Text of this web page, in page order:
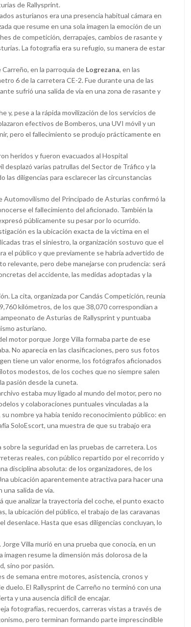
de Rallysprint.
asturianos era una presencia habitual cámara en
que resume en una sola imagen la emoción de un
de competición, derrapajes, cambios de rasante y
La fotografía era su refugio, su manera de estar
en la parroquia de Logrezana, en las
6 de la carretera CE-2. Fue durante una de las
sufrió una salida de vía en una zona de rasante y
y, pese a la rápida movilización de los servicios de
efectivos de Bomberos, una UVI móvil y un
pero el fallecimiento se produjo prácticamente en
heridos y fueron evacuados al Hospital
varias patrullas del Sector de Tráfico y la
las diligencias para esclarecer las circunstancias
Automovilismo del Principado de Asturias confirmó la
el fallecimiento del aficionado. También la
públicamente su pesar por lo ocurrido.
es la ubicación exacta de la víctima en el
tras el siniestro, la organización sostuvo que el
el público y que previamente se habría advertido de
relevante, pero debe manejarse con prudencia: será
del accidente, las medidas adoptadas y la
La cita, organizada por Candás Competición, reunía
kilómetros, de los que 38,070 correspondían a
de Asturias de Rallysprint y puntuaba
asturiano.
motor porque Jorge Villa formaba parte de ese
No aparecía en las clasificaciones, pero sus fotos
tiene un valor enorme, los fotógrafos aficionados
modestos, de los coches que no siempre salen
pasión desde la cuneta.
estaba muy ligado al mundo del motor, pero no
y colaboraciones puntuales vinculadas a la
nombre ya había tenido reconocimiento público: en
SoloEscort, una muestra de que su trabajo era
la seguridad en las pruebas de carretera. Los
reales, con público repartido por el recorrido y
disciplina absoluta: de los organizadores, de los
ubicación aparentemente atractiva para hacer una
salida de vía.
que analizar la trayectoria del coche, el punto exacto
la ubicación del público, el trabajo de las caravanas
Hasta que esas diligencias concluyan, lo
Villa murió en una prueba que conocía, en un
imagen resume la dimensión más dolorosa de la
sino por pasión.
de semana entre motores, asistencia, cronos y
duelo. El Rallysprint de Carreño no terminó con una
y una ausencia difícil de encajar.
fotografías, recuerdos, carreras vistas a través de
pero terminan formando parte imprescindible